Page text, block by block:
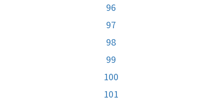
96
97
98
99
100
101